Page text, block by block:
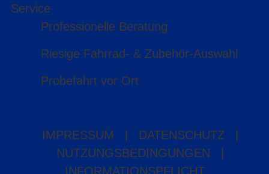
Service
Professionelle Beratung
Riesige Fahrrad- & Zubehör-Auswahl
Probefahrt vor Ort
IMPRESSUM DATENSCHUTZ
NUTZUNGSBEDINGUNGEN
INFORMATIONSPFLICHT